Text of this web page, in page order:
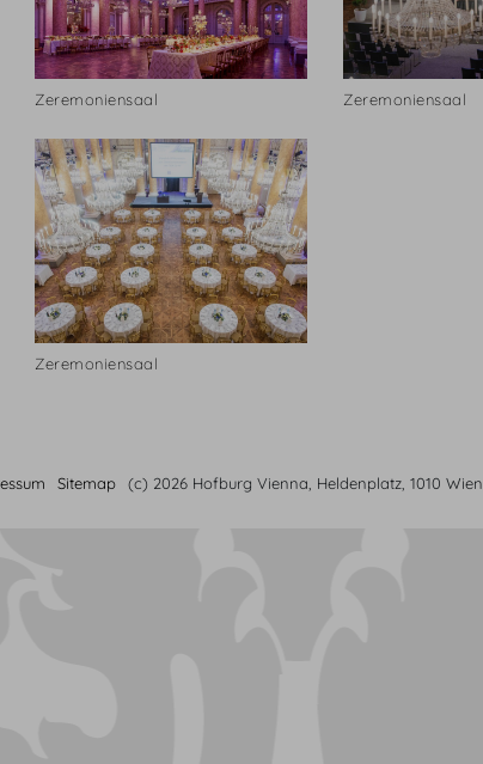
Zeremoniensaal Zeremoniensaal
Zeremoniensaal
Sitemap (c) 2026 Hofburg Vienna, Heldenplatz, 1010 Wien